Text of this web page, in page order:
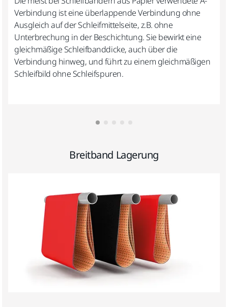
Verbindung ist eine überlappende Verbindung ohne
Ausgleich auf der Schleifmittelseite, z.B. ohne
Unterbrechung in der Beschichtung. Sie bewirkt eine
gleichmäßige Schleifbanddicke, auch über die
Verbindung hinweg, und führt zu einem gleichmäßigen
Schleifbild ohne Schleifspuren.
Breitband Lagerung